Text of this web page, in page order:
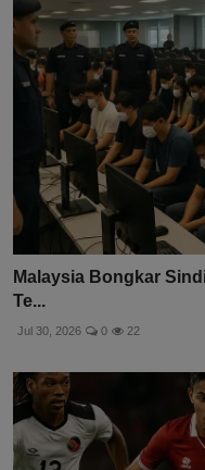
Malaysia Bongkar
Te...
Jul 30, 2026 0 22